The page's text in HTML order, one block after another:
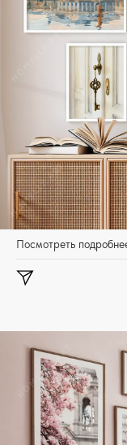
Посмотреть